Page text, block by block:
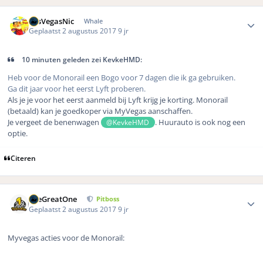
LasVegasNic Whale
Geplaatst 2 augustus 20179 jr
10 minuten geleden zei KevkeHMD:
Heb voor de Monorail een Bogo voor 7 dagen die ik ga gebruiken.
Ga dit jaar voor het eerst Lyft proberen.
Als je je voor het eerst aanmeld bij Lyft krijg je korting. Monorail
(betaald) kan je goedkoper via MyVegas aanschaffen.
Je vergeet de benenwagen
@KevkeHMD
. Huurauto is ook nog een
optie.
Citeren
TheGreatOne Pitboss
Geplaatst 2 augustus 20179 jr
Myvegas acties voor de Monorail: